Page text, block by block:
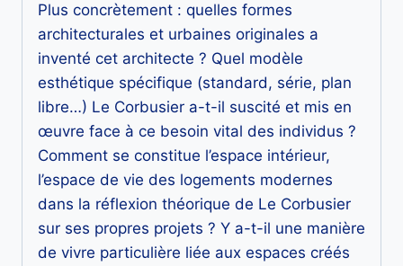
Plus concrètement : quelles formes
architecturales et urbaines originales a
inventé cet architecte ? Quel modèle
esthétique spécifique (standard, série, plan
libre…) Le Corbusier a-t-il suscité et mis en
œuvre face à ce besoin vital des individus ?
Comment se constitue l’espace intérieur,
l’espace de vie des logements modernes
dans la réflexion théorique de Le Corbusier
sur ses propres projets ? Y a-t-il une manière
de vivre particulière liée aux espaces créés